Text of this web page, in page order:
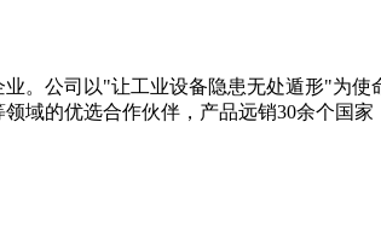
。公司以"让工业设备隐患无处遁形"为使
的优选合作伙伴，产品远销30余个国家